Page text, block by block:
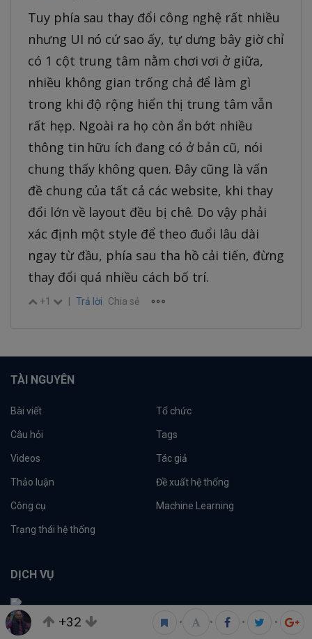
Tuy phía sau thay đổi công nghệ rất nhiều
nhưng UI nó cứ sao ấy, tự dưng bây giờ chỉ
có 1 cột trung tâm nằm chơi vơi ở giữa,
nhiều không gian trống chả để làm gì
trong khi độ rộng hiển thị trung tâm vẫn
rất hẹp. Ngoài ra họ còn ẩn bớt nhiều
thông tin hữu ích đang có ở bản cũ, nói
chung thấy không quen. Đây cũng là vấn
đề chung của tất cả các website, khi thay
đổi lớn về layout đều bị chê. Do vậy phải
xác định một style để theo đuổi lâu dài
ngay từ đầu, phía sau tha hồ cải tiến, đừng
thay đổi quá nhiều cách bố trí.
+1 Trả lời Chia sẻ
+32 • • • •
TÀI NGUYÊN
Bài viết Tổ chức
Câu hỏi Tags
Videos Tác giả
Thảo luận Đề xuất hệ thống
Công cụ Machine Learning
Trạng thái hệ thống
DỊCH VỤ